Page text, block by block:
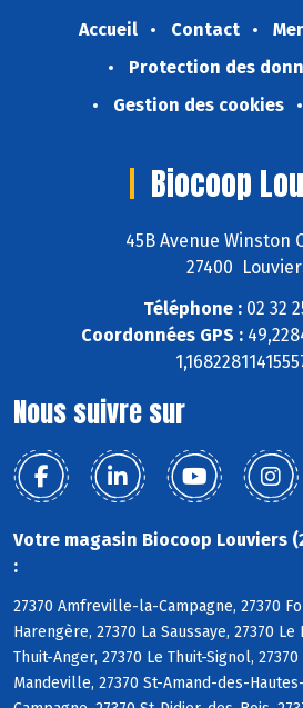
Accueil Contact
Protection des
Gestion des cookies
Biocoop
45B Avenue Winston
27400
Téléphone :02 32
Coordonnées GPS :
Nous suivre sur
Votre magasin Biocoop Louviers
:
27370 Amfreville-la-Campagne, 27370
Harengère, 27370 La Saussaye, 27370 Le
Thuit-Anger, 27370 Le Thuit-Signol,
Mandeville, 27370 St-Amand-des-